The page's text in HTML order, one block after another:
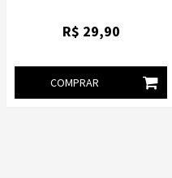
R$ 29,90
COMPRAR